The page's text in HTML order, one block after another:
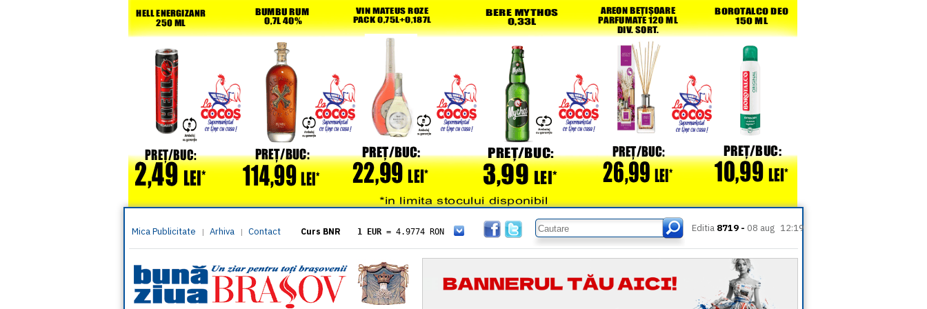
Mica Publicitate | Arhiva | Contact Curs BNR 1 EUR = 4.9774 RON
= 5.8304 RON
1 XAU= 464.4611 RON
1 AED= 1.1933 RON
1 AUD= 2.7957 RON
1 BGN= 2.5449 RON
Editia 8719 - 08 aug 12:19